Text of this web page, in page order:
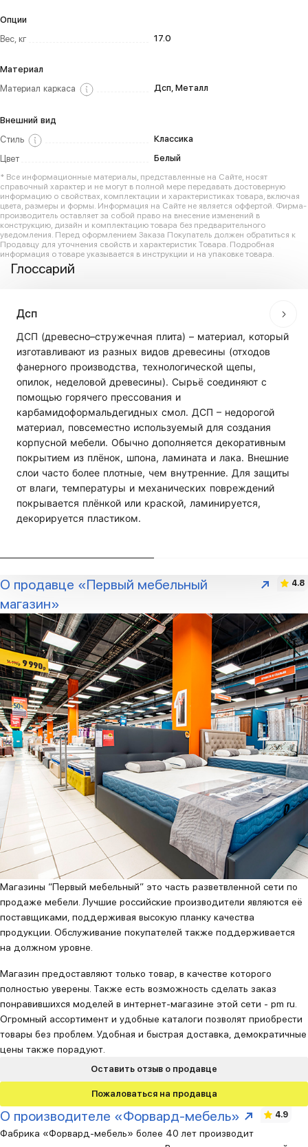
Опции
Вес, кг
17.0
Материал
Материал каркаса
Дсп, Металл
Внешний вид
Стиль
Классика
Цвет
Белый
* Все информационные материалы, представленные на Сайте, носят
справочный характер и не могут в полной мере передавать достоверную
информацию о свойствах, комплектации и характеристиках товара, включая
цвета, размеры и формы. Информация на Сайте не является оффертой. Фирма-
производитель оставляет за собой право на внесение изменений в
конструкцию, дизайн и комплектацию товара без предварительного
уведомления. Перед оформлением Заказа Покупатель должен обратиться к
Продавцу для уточнения свойств и характеристик Товара. Подробная
информация о товаре указывается в инструкции и на упаковке товара.
Глоссарий
Дсп
ДСП (древесно–стружечная плита) – материал, который
изготавливают из разных видов древесины (отходов
фанерного производства, технологической щепы,
опилок, неделовой древесины). Сырьё соединяют с
помощью горячего прессования и
карбамидоформальдегидных смол. ДСП – недорогой
материал, повсеместно используемый для создания
корпусной мебели. Обычно дополняется декоративным
покрытием из плёнок, шпона, ламината и лака. Внешние
слои часто более плотные, чем внутренние. Для защиты
от влаги, температуры и механических повреждений
покрывается плёнкой или краской, ламинируется,
декорируется пластиком.
О продавце «Первый мебельный
магазин»
4.8
Оставить отзыв о продавце
Пожаловаться на продавца
Магазины “Первый мебельный” это часть разветвленной сети по
продаже мебели. Лучшие российские производители являются её
поставщиками, поддерживая высокую планку качества
продукции. Обслуживание покупателей также поддерживается
на должном уровне.
Магазин предоставляют только товар, в качестве которого
полностью уверены. Также есть возможность сделать заказ
понравившихся моделей в интернет-магазине этой сети - pm ru.
Огромный ассортимент и удобные каталоги позволят приобрести
товары без проблем. Удобная и быстрая доставка, демократичные
цены также порадуют.
О производителе «Форвард-мебель» 4.9
Фабрика «Форвард-мебель» более 40 лет производит